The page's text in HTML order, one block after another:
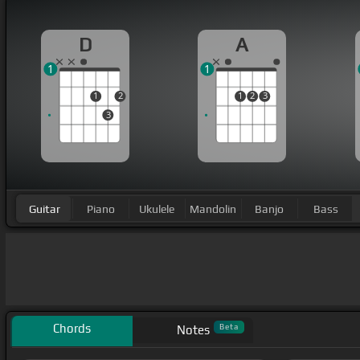
D
1
3
2
1
A
1 2 3
1
Guitar Piano Ukulele Mandolin Banjo Bass
Chords Notes Beta